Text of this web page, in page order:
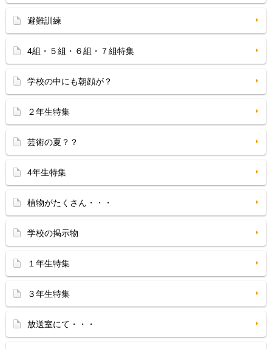
避難訓練
4組・５組・６組・７組特集
学校の中にも朝顔が？
２年生特集
芸術の夏？？
4年生特集
植物がたくさん・・・
学校の掲示物
１年生特集
３年生特集
放送室にて・・・